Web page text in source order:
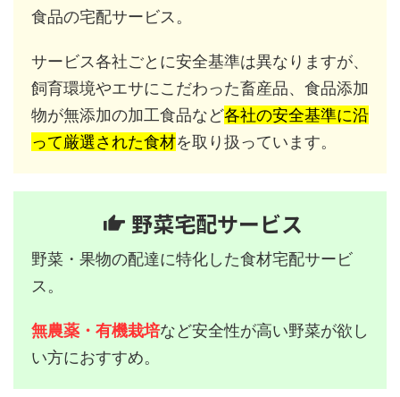
食品の宅配サービス。
サービス各社ごとに安全基準は異なりますが、
飼育環境やエサにこだわった畜産品、食品添加
物が無添加の加工食品など各社の安全基準に沿
って厳選された食材を取り扱っています。
野菜宅配サービス
野菜・果物の配達に特化した食材宅配サービ
ス。
無農薬・有機栽培など安全性が高い野菜が欲し
い方におすすめ。